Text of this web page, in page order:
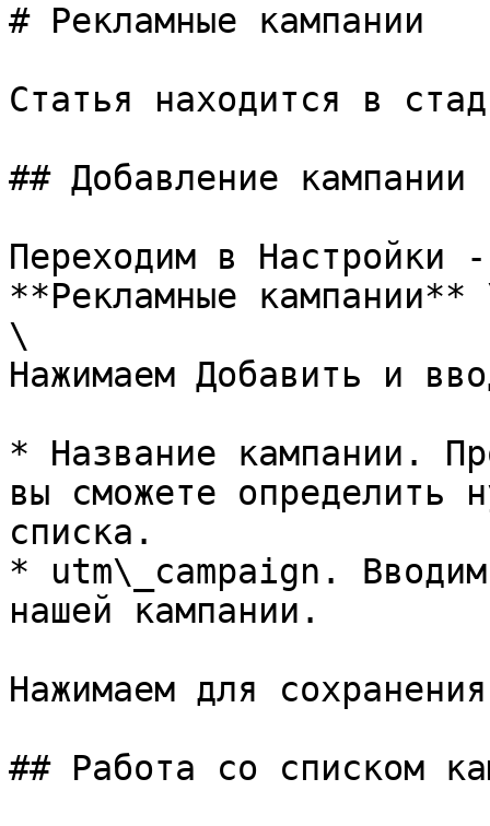
# Рекламные кампании
Статья находится в
## Добавление кампании
Переходим в Настройки
**Рекламные
\
Нажимаем Добавить и
* Название кампании.
вы сможете определить
списка.
* utm\_campaign.
нашей кампании.
Нажимаем для
## Работа со списком